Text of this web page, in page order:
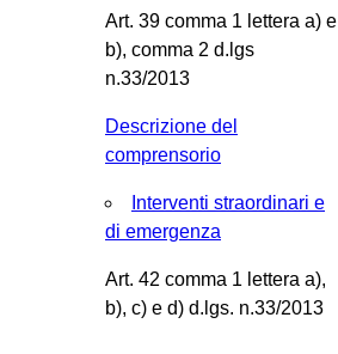
Art. 39 comma 1 lettera a) e
b), comma 2 d.lgs
n.33/2013
Descrizione del
comprensorio
Interventi straordinari e
di emergenza
Art. 42 comma 1 lettera a),
b), c) e d) d.lgs. n.33/2013